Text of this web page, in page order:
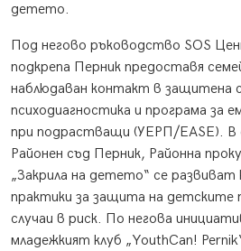
детето.
Под негово ръководство SOS
подкрепа Перник предоставя
наблюдаван контакт в защитена
психодиагностика и програма за
при подрастващи (УЕРП/EASE). В
Районен съд Перник, Районна
„Закрила на детето“ се развиват
практики за защита на детските
случаи в риск. По негова
младежкият клуб „YouthCan!